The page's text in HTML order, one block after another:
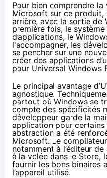
Pour bien comprendre
Microsoft sur ce produit,
arrière, avec la sortie de
première fois, le
d’applications, le
l'accompagner, les
se pencher sur une
créer des applications
pour Universal Windows
Le principal avantage
agnostique.
partout où Windows se
compte des spécificités
développeur garde la
application pour certains
abstraction a été
Microsoft. Le
notamment à l’éditeur
à la volée dans le Store,
fournir les bons binaires
l’appareil utilisé.